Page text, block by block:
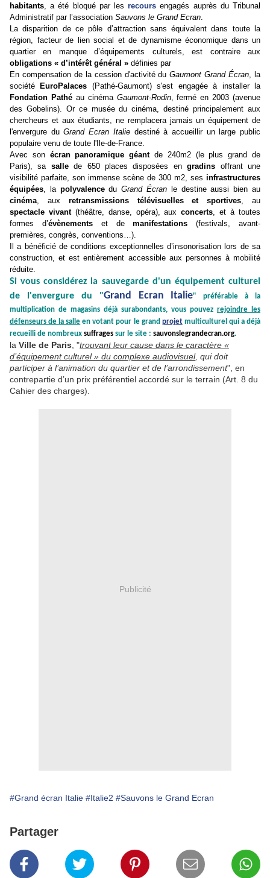
habitants , a été bloqué par lesrecours engagés auprès du Tribunal
Administratif par l’association Sauvons le Grand Ecran
La disparition de ce pôle d’attraction sans équivalent dans toute la
région, facteur de lien social et de dynamisme économique dans un
quartier en manque d’équipements culturels, est contraire aux
obligations « d’intérêt général » définies par
En compensation de la cession d'activité duGaumont Grand Écran , la
société
EuroPalaces (Pathé-Gaumont) s'est engagée à installer la
Fondation Pathéau cinéma Gaumont-Rodin, fermé en 2003 (avenue
des Gobelins). Or ce musée du cinéma, destiné principalement aux
chercheurs et aux étudiants, ne remplacera jamais un équipement de
l'envergure duGrand Ecran Italiedestiné à accueillir un large public
populaire venu de toute l'Ile-de-France.
Avec son écran panoramique géantde 240m2 (le plus grand de
Paris), sa sallede 650 places disposées engradins offrant une
visibilité parfaite, son immense scène de 300 m2, ses infrastructures
équipées , la polyvalenceduGrand Écran le destine aussi bien au
cinéma , aux retransmissions télévisuelles et sportives , au
spectacle vivant(théâtre, danse, opéra), auxconcerts , et à toutes
formes d’évènementset demanifestations (festivals, avant-
premières, congrès, conventions…).
Il a bénéficié de conditions exceptionnelles d’insonorisation lors de sa
construction, et est entièrement accessible aux personnes à mobilité
réduite.
Si vous considérez la sauvegarde d'un équipement culturel
de l'envergure du "Grand Ecran Italie" préférable à la
multiplication de magasins déjà surabondants, vous pouvez rejoindre les
défenseurs de la salle en votant pour le grand projetmulticulturel qui a déjà
recueilli de nombreux suffrages sur le site : sauvonslegrandecran.org.
la Ville de Paris , "trouvant leur cause dans le caractère «
d’équipement culturel » du complexe audiovisuel, qui doit
participer à l’animation du quartier et de l’arrondissement", en
contrepartie d’un prix préférentiel accordé sur le terrain (Art. 8 du
Cahier des charges).
Publicité
#Grand écran Italie #Italie2 #Sauvons le Grand Ecran
Partager